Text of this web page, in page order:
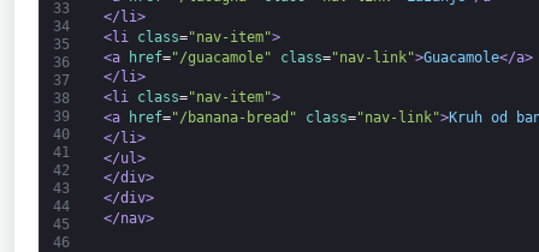
33
34
35
36
37
38
39
40
41
42
43
44
45
46
</li>
<li
class="nav-item">
<a
href="/guacamole" class="nav-link">Guacamole</a>
</li>
<li class="nav-item">
<a
href="/banana-bread" class="nav-link">Kruh od
</li>
</ul>
</div>
</div>
</nav>